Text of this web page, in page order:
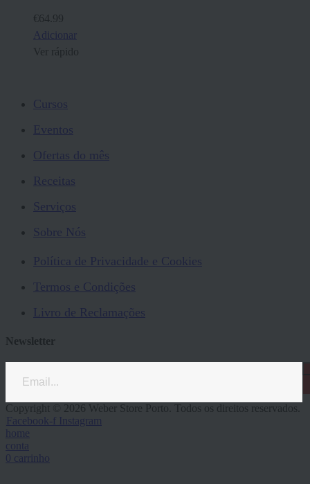
€ 64.99
Adicionar
Ver rápido
Cursos
Eventos
Ofertas do mês
Receitas
Serviços
Sobre Nós
Política de Privacidade e Cookies
Termos e Condições
Livro de Reclamações
Newsletter
Copyright © 2026 Weber Store Porto. Todos os direitos reservados.
Facebook-f Instagram
home
conta
0 carrinho